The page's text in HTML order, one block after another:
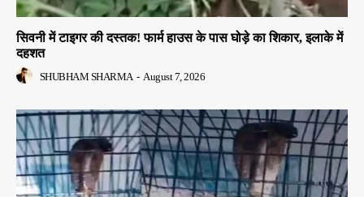
सिवनी में टाइगर की दस्तक! फार्म हाउस के पास घोड़े का शिकार, इलाके में
दहशत
SHUBHAM SHARMA - August 7, 2026